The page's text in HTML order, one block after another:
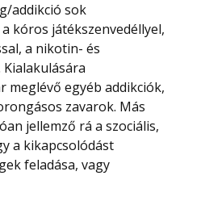
addikció sok
kóros játékszenvedéllyel,
a nikotin- és
meglévő egyéb addikciók,
zavarok. Más
jellemző rá a szociális,
a kikapcsolódást
feladása, vagy